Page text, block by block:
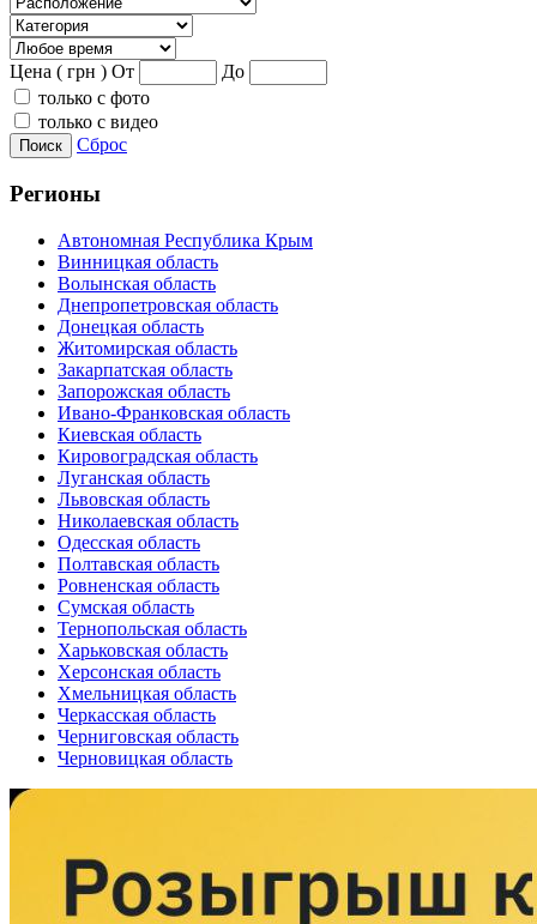
Цена ( грн ) От
До
только с фото
только с видео
Поиск Сброс
Регионы
Автономная Республика Крым
Винницкая область
Волынская область
Днепропетровская область
Донецкая область
Житомирская область
Закарпатская область
Запорожская область
Ивано-Франковская область
Киевская область
Кировоградская область
Луганская область
Львовская область
Николаевская область
Одесская область
Полтавская область
Ровненская область
Сумская область
Тернопольская область
Харьковская область
Херсонская область
Хмельницкая область
Черкасская область
Черниговская область
Черновицкая область